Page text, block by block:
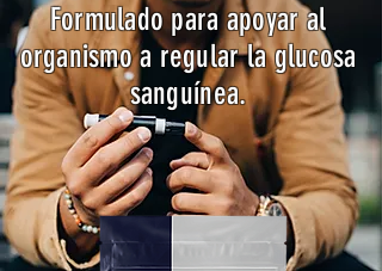
Formulado para apoyar al
organismo a regular la glucosa
sanguínea.